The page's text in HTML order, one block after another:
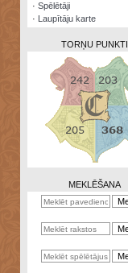
Zināšanu
kalkulators
· Spēlētāji
· Laupītāju karte
TORŅU PUNKTI
MEKLĒŠANA